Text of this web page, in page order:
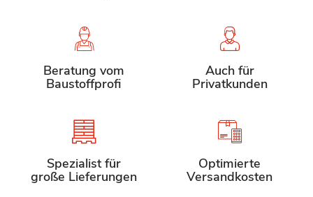
Beratung vom
Baustoffprofi
Auch für
Privatkunden
Spezialist für
große Lieferungen
Optimierte
Versandkosten